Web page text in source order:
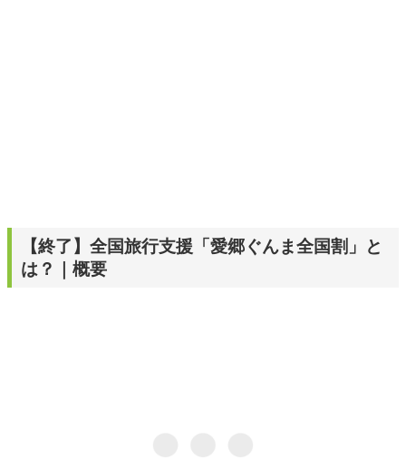
【終了】全国旅行支援「愛郷ぐんま全国割」と
は？｜概要